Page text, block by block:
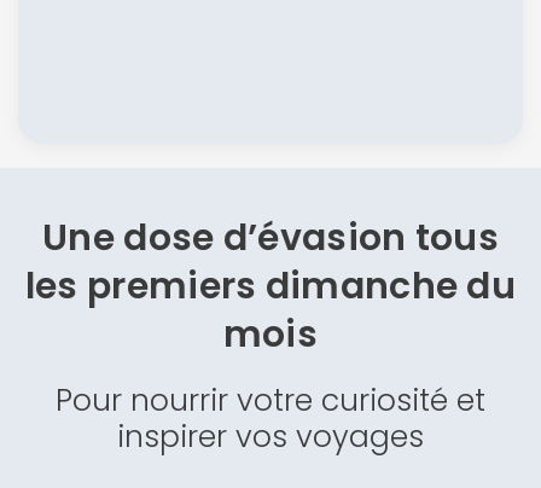
Une dose d’évasion tous
les premiers dimanche du
mois
Pour nourrir votre curiosité et
inspirer vos voyages